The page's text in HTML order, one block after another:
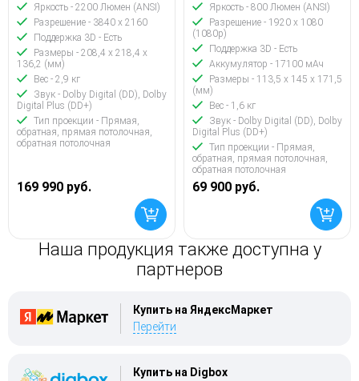
Яркость - 2200 Люмен (ANSI)
Разрешение - 3840 x 2160
Поддержка 3D - Есть
Размеры - 208,4 x 218,4 x
136,2 (мм)
Вес - 2,9 кг
Звук - Dolby Digital (DD), Dolby
Digital Plus (DD+)
Тип проекции - Прямая,
обратная, прямая потолочная,
обратная потолочная
169 990 руб.
Яркость - 800 Люмен (ANSI)
Разрешение - 1920 x 1080
(1080p)
Поддержка 3D - Есть
Аккумулятор - 17100 мАч
Размеры - 113,5 x 145 x 171,5
(мм)
Вес - 1,6 кг
Звук - Dolby Digital (DD), Dolby
Digital Plus (DD+)
Тип проекции - Прямая,
обратная, прямая потолочная,
обратная потолочная
69 900 руб.
Наша продукция также доступна у
партнеров
Купить на ЯндексМаркет
Перейти
Купить на Digbox